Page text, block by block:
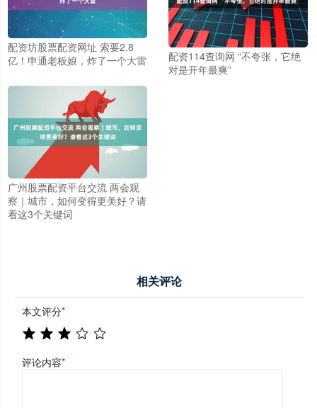
配资坊股票配资网址 索要2.8
亿！申通老板娘，炸了一个大雷
配资114查询网 “不夸张，它绝
对是开年最爽”
广州股票配资平台交流 两会观
察｜城市，如何变得更美好？请
看这3个关键词
相关评论
本文评分*
评论内容*